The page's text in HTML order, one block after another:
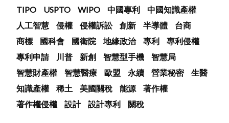
TIPO
USPTO WIPO 中國專利
中國知識產權
人工智慧
侵權 侵權訴訟 創新 半導體
台商
商標
國科會 國衛院 地緣政治 專利
專利侵權
專利申請
川普 新創 智慧型手機
智慧局
智慧財產權
智慧醫療 歐盟 永續 營業秘密
生醫
知識產權
稀土 美國關稅 能源
著作權
著作權侵權
設計 設計專利 關稅